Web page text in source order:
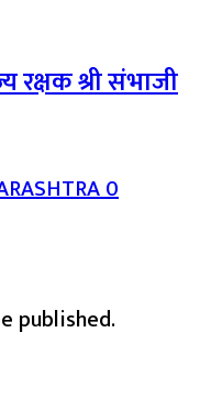
रक्षक श्री संभाजी
0
published.